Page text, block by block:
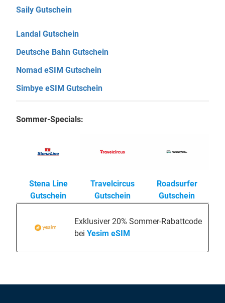
Saily Gutschein
Landal Gutschein
Deutsche Bahn Gutschein
Nomad eSIM Gutschein
Simbye eSIM Gutschein
Sommer-Specials:
Stena Line
Gutschein
Travelcircus
Gutschein
Roadsurfer
Gutschein
Exklusiver 20% Sommer-Rabattcode
bei Yesim eSIM